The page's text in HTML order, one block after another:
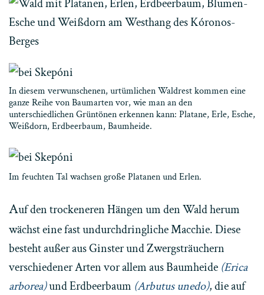
In diesem verwunschenen, urtümlichen Waldrest kommen eine
ganze Reihe von Baumarten vor, wie man an den
unterschiedlichen Grüntönen erkennen kann: Platane, Erle, Esche,
Weißdorn, Erdbeerbaum, Baumheide.
Im feuchten Tal wachsen große Platanen und Erlen.
Auf den trockeneren Hängen um den Wald herum
wächst eine fast undurchdringliche Macchie. Diese
besteht außer aus Ginster und Zwergsträuchern
verschiedener Arten vor allem aus Baumheide (Erica
arborea)und Erdbeerbaum (Arbutus unedo), die auf